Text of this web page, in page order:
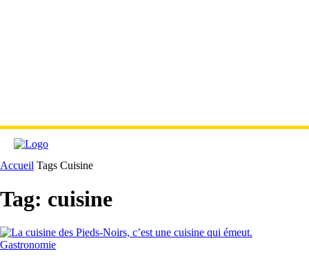
Accueil Tags Cuisine
Tag: cuisine
Gastronomie